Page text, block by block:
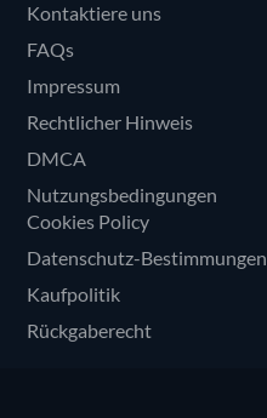
Kontaktiere uns
FAQs
Impressum
Rechtlicher Hinweis
DMCA
Nutzungsbedingungen
Cookies Policy
Datenschutz-Bestimmungen
Kaufpolitik
Rückgaberecht